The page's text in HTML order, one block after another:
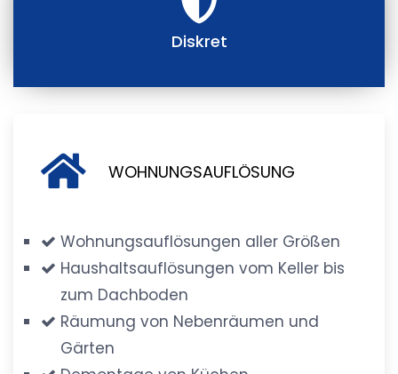
Diskret
WOHNUNGSAUFLÖSUNG
Wohnungsauflösungen aller Größen
Haushaltsauflösungen vom Keller bis
zum Dachboden
Räumung von Nebenräumen und
Gärten